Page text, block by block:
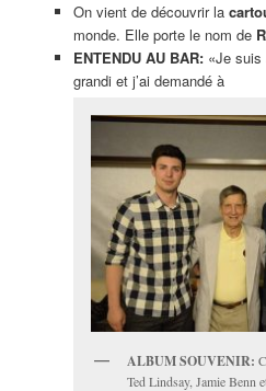
On vient de découvrir la
monde. Elle porte le nom de
ENTENDU AU BAR: «Je suis
grandi et j’ai demandé à
ALBUM SOUVENIR:
Ted Lindsay, Jamie Benn